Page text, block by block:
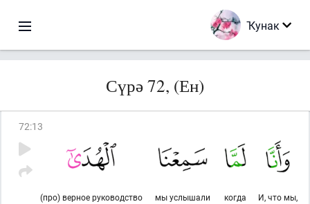
Ҡунак
Сүрә 72, (Ен)
72:13
И, что мы,
когда
мы услышали
(про) верное руководство